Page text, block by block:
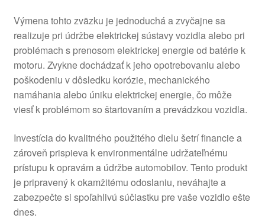
Výmena tohto zväzku je jednoduchá a zvyčajne sa
realizuje pri údržbe elektrickej sústavy vozidla alebo pri
problémach s prenosom elektrickej energie od batérie k
motoru. Zvykne dochádzať k jeho opotrebovaniu alebo
poškodeniu v dôsledku korózie, mechanického
namáhania alebo úniku elektrickej energie, čo môže
viesť k problémom so štartovaním a prevádzkou vozidla.
Investícia do kvalitného použitého dielu šetrí financie a
zároveň prispieva k environmentálne udržateľnému
prístupu k opravám a údržbe automobilov. Tento produkt
je pripravený k okamžitému odoslaniu, neváhajte a
zabezpečte si spoľahlivú súčiastku pre vaše vozidlo ešte
dnes.